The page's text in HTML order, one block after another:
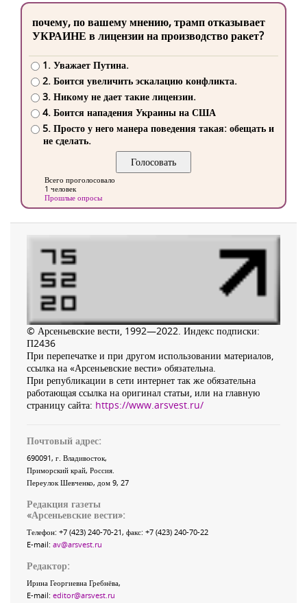
почему, по вашему мнению, трамп отказывает
УКРАИНЕ в лицензии на производство ракет?
1. Уважает Путина.
2. Боится увеличить эскалацию конфликта.
3. Никому не дает такие лицензии.
4. Боится нападения Украины на США
5. Просто у него манера поведения такая: обещать и
не сделать.
Всего проголосовало
1 человек
Прошлые опросы
© Арсеньевские вести, 1992—2022. Индекс подписки:
П2436
При перепечатке и при другом использовании материалов,
ссылка на «Арсеньевские вести» обязательна.
При републикации в сети интернет так же обязательна
работающая ссылка на оригинал статьи, или на главную
страницу сайта: https://www.arsvest.ru/
Почтовый адрес:
690091, г. Владивосток,
Приморский край, Россия
Переулок Шевченко, дом 9, 27
Редакция газеты
«Арсеньевские вести»:
Телефон: +7 (423) 240-70-21, факс: +7 (423) 240-70-22
E-mail: av@arsvest.ru
Редактор:
Ирина Георгиевна Гребнёва,
E-mail: editor@arsvest.ru